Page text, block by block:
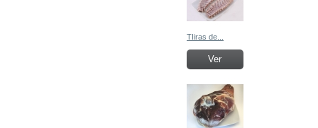
TIiras de...
Ver